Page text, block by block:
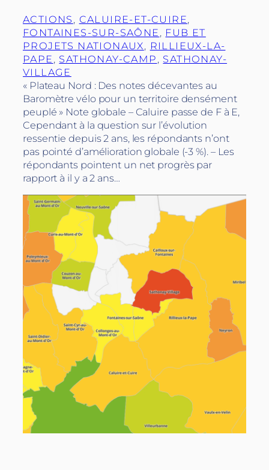
ACTIONS , CALUIRE-ET-CUIRE
FONTAINES-SUR-SAÔNE , FUB ET
PROJETS NATIONAUX, RILLIEUX-LA-
PAPE , SATHONAY-CAMP , SATHONAY-
VILLAGE
« Plateau Nord : Des notes décevantes au
Baromètre vélo pour un territoire densément
peuplé » Note globale – Caluire passe de F à E,
Cependant à la question sur l’évolution
ressentie depuis 2 ans, les répondants n’ont
pas pointé d’amélioration globale (-3 %). – Les
répondants pointent un net progrès par
rapport à il y a 2 ans…